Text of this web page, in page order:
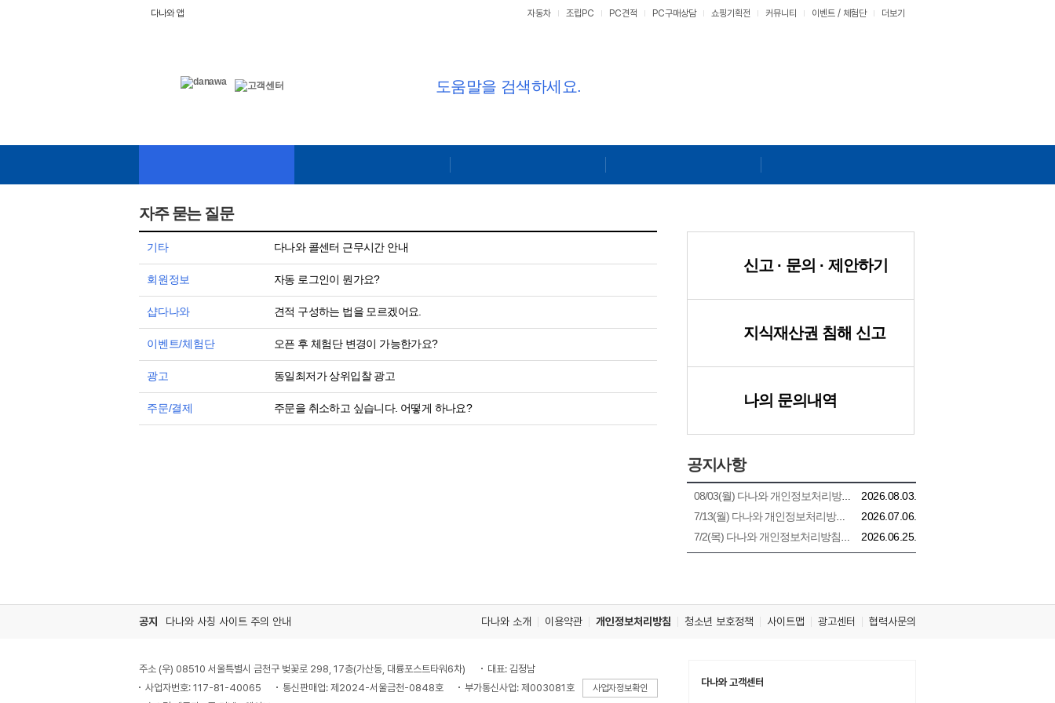
다나와 앱 자동차 조립PC PC견적 PC구매상담 쇼핑기획전 커뮤니티 이벤트 / 체험단 더보기
자주 묻는 질문
기타 다나와 콜센터 근무시간 안내
회원정보 자동 로그인이 뭔가요?
샵다나와 견적 구성하는 법을 모르겠어요.
이벤트/체험단 오픈 후 체험단 변경이 가능한가요?
광고 동일최저가 상위입찰 광고
주문/결제 주문을 취소하고 싶습니다. 어떻게 하나요?
신고 · 문의 · 제안하기
지식재산권 침해 신고
나의 문의내역
공지사항
08/03(월) 다나와 개인정보처리방침 개정 안내 2026.08.03.
7/13(월) 다나와 개인정보처리방침 개정 안내 2026.07.06.
7/2(목) 다나와 개인정보처리방침 개정 안내 2026.06.25.
공지 다나와 사칭 사이트 주의 안내 다나와 소개 이용약관 개인정보처리방침 청소년 보호정책 사이트맵 광고센터 협력사문의
주소 (우) 08510 서울특별시 금천구 벚꽃로 298, 17층(가산동, 대륭포스트타워6차)
대표: 김정남
사업자번호: 117-81-40065
통신판매업: 제2024-서울금천-0848호 부가통신사업: 제003081호 사업자정보확인 다나와 고객센터